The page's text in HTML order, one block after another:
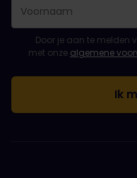
Je inschrijving is gelukt..
E-mailadres is een
E-mailadres is ongeldig!
Fout bij het abonneren
Je hebt je al
Ga akkoord met de
Door je aan te melden
met onze algemene